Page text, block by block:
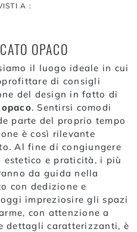
A :
OPACO
il luogo ideale in cui
di consigli
del design in fatto di
. Sentirsi comodi
parte del proprio tempo
è così rilevante
Al fine di congiungere
e praticità, i più
da guida nella
con dedizione e
impreziosire gli spazi
con attenzione a
dettagli caratterizzanti, è